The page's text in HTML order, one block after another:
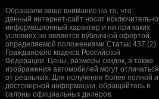
Обращаем ваше внимание на то, что
данный интернет-сайт носит исключительно
информационный характер и ни при каких
условиях не является публичной офертой,
определяемой положениями Статьи 437 (2)
Гражданского кодекса Российской
Федерации. Цены, размеры скидок, а также
изображения автомобилей могут отличаться
от реальных. Для получения более полной и
достоверной информации, обращайтесь в
салоны официальных дилеров.